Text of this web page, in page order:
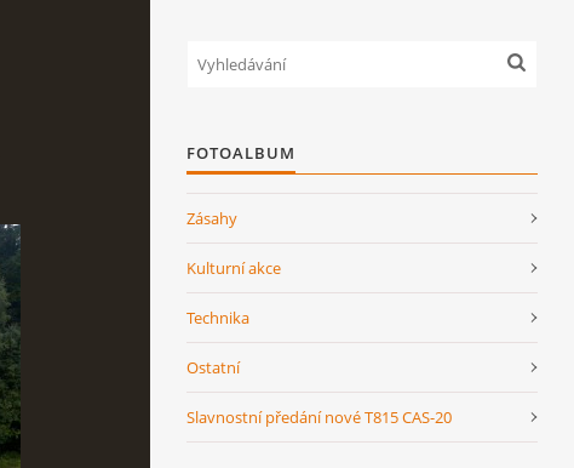
FOTOALBUM
Zásahy
Kulturní akce
Technika
Ostatní
Slavnostní předání nové T815 CAS-20